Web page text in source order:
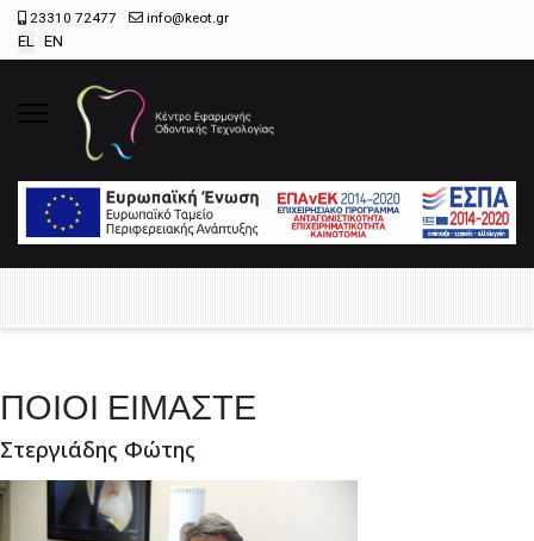
23310 72477 info@keot.gr
EL EN
ΠΟΙΟΙ ΕΙΜΑΣΤΕ
Στεργιάδης Φώτης